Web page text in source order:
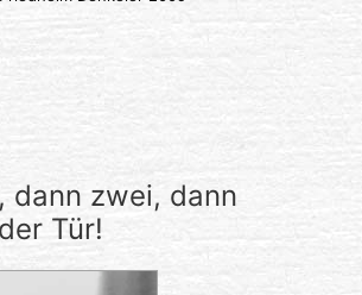
dann zwei, dann
Tür!